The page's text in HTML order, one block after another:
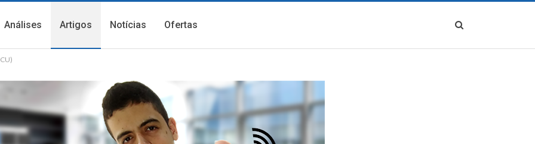
Análises Artigos Notícias Ofertas